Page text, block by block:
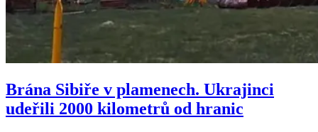
Brána Sibiře v plamenech. Ukrajinci
udeřili 2000 kilometrů od hranic